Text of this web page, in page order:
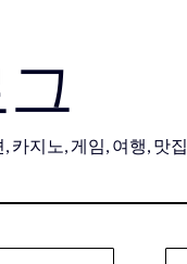
카지노, 게임, 여행, 맛집